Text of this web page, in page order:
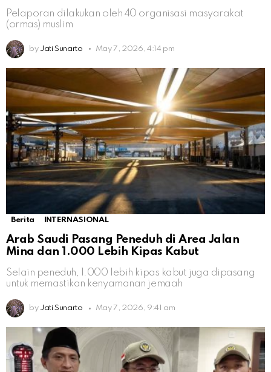
Pelaporan dilakukan oleh 40 organisasi masyarakat
(ormas) muslim
by Jati Sunarto May 7, 2026, 4:14 pm
Berita INTERNASIONAL
Arab Saudi Pasang Peneduh di Area Jalan
Mina dan 1.000 Lebih Kipas Kabut
Selain peneduh, 1.000 lebih kipas kabut juga dipasang
untuk memastikan kenyamanan jemaah
by Jati Sunarto May 7, 2026, 9:41 am